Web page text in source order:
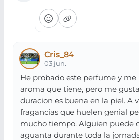
Cris_84
03 jun.
He probado este perfume y me
aroma que tiene, pero me
duracion es buena en la piel. A
fragancias que huelen genial
mucho tiempo. Alguien puede
aguanta durante toda la